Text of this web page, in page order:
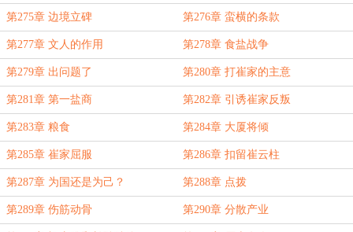
第275章 边境立碑 第276章 蛮横的条款
第277章 文人的作用 第278章 食盐战争
第279章 出问题了 第280章 打崔家的主意
第281章 第一盐商 第282章 引诱崔家反叛
第283章 粮食 第284章 大厦将倾
第285章 崔家屈服 第286章 扣留崔云柱
第287章 为国还是为己？ 第288章 点拨
第289章 伤筋动骨 第290章 分散产业